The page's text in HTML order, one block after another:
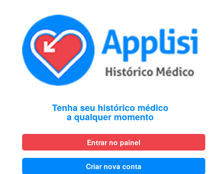
Tenha seu histórico médico
a qualquer momento
Entrar no painel
Criar nova conta